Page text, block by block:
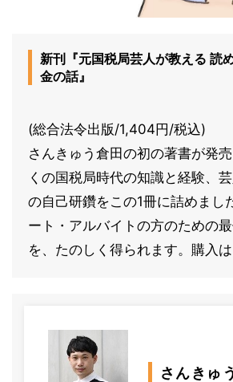
新刊『元国税局芸人が教える 読
金の話』
(総合法令出版/1,404円/税込)
さんきゅう倉田の初の著書が発
くの国税局時代の知識と経験、
の自己研鑽をこの1冊に詰めまし
ート・アルバイトの方のための
を、たのしく得られます。購入は
さんきゅ